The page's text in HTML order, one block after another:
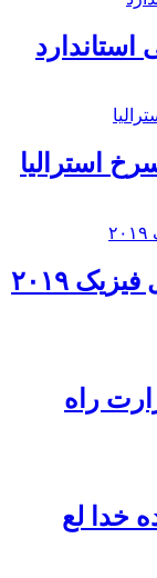
استرالیا
۲۰۱۹
راه
خدا لع